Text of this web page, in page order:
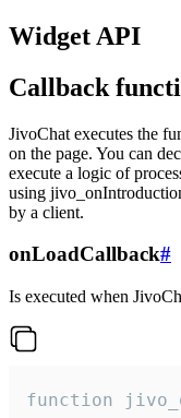
Widget API
Callback
JivoChat executes the
on the page. You can
execute a logic of
using
by a client.
onLoadCallback#
Is executed when
function